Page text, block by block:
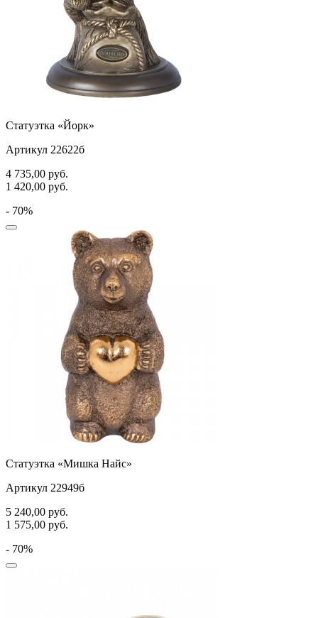
Статуэтка «Йорк»
Артикул 22622б
4 735,00 руб.
1 420,00 руб.
- 70%
Статуэтка «Мишка Найс»
Артикул 22949б
5 240,00 руб.
1 575,00 руб.
- 70%